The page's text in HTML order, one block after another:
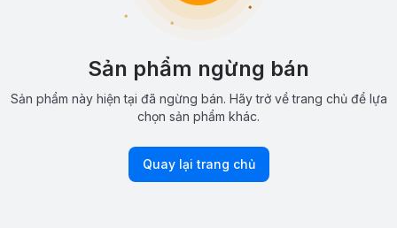
Sản phẩm ngừng bán
Sản phẩm này hiện tại đã ngừng bán. Hãy trở về trang chủ để lựa
chọn sản phẩm khác.
Quay lại trang chủ